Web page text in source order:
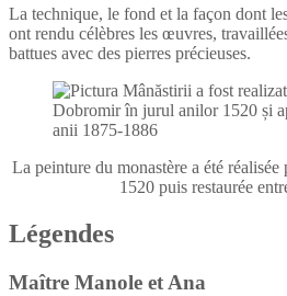
La technique, le fond et la façon dont
ont rendu célèbres les œuvres,
battues avec des pierres précieuses.
La peinture du monastère a été
1520 puis restaurée
Légendes
Maître Manole et Ana